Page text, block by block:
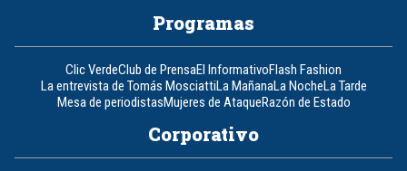
Programas
Clic VerdeClub de PrensaEl InformativoFlash Fashion
La entrevista de Tomás MosciattiLa MañanaLa NocheLa Tarde
Mesa de periodistasMujeres de AtaqueRazón de Estado
Corporativo